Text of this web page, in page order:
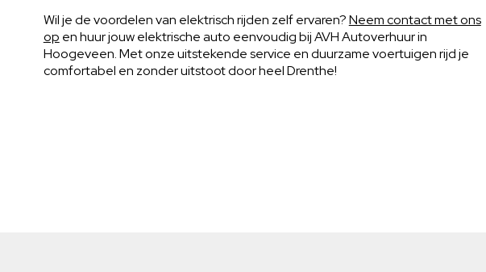
Wil je de voordelen van elektrisch rijden zelf ervaren?Neem contact met ons
op en huur jouw elektrische auto eenvoudig bij AVH Autoverhuur in
Hoogeveen. Met onze uitstekende service en duurzame voertuigen rijd je
comfortabel en zonder uitstoot door heel Drenthe!